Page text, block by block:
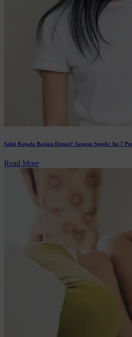
Sakit Kepala Bagian Depan? Jangan Sepele! Ini 7
Read More